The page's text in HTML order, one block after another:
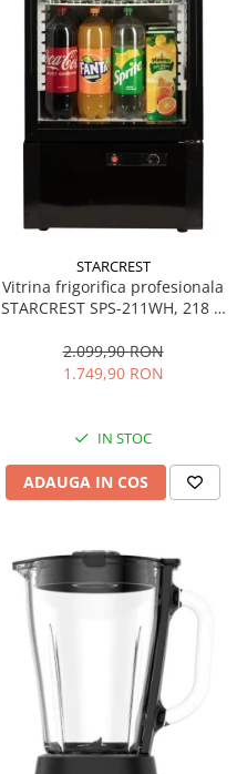
STARCREST
Vitrina frigorifica profesionala
STARCREST SPS-211WH, 218 L,
LED, H 141 cm, Negru
2.099,90 RON
1.749,90 RON
IN STOC
ADAUGA IN COS